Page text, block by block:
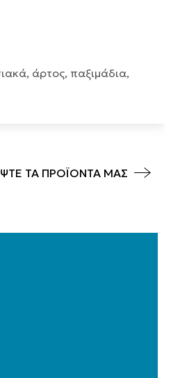
άρτος, παξιμάδια,
ΤΑ ΠΡΟΪΟΝΤΑ ΜΑΣ